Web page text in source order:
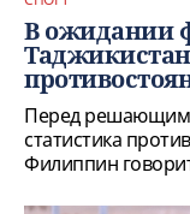
В ожидании
Перед решающим
статистика
Филиппин